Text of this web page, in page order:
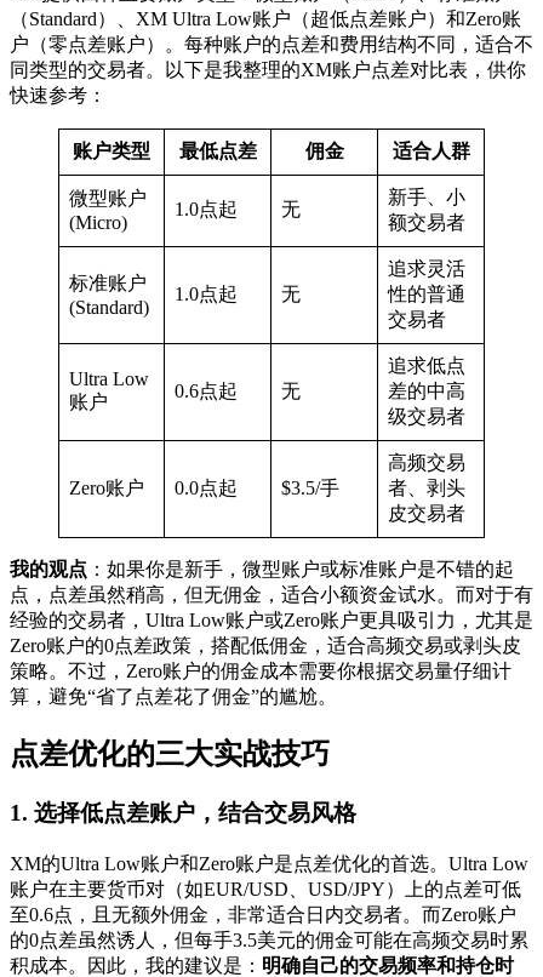
（Standard）、XM Ultra Low账户（超低点差账户）和Zero账
户（零点差账户）。每种账户的点差和费用结构不同，适合不
同类型的交易者。以下是我整理的XM账户点差对比表，供你
快速参考：
账户类型 最低点差 佣金 适合人群
微型账户
(Micro)
1.0点起 无
新手、小
额交易者
标准账户
(Standard)
1.0点起 无
追求灵活
性的普通
交易者
Ultra Low
账户
0.6点起 无
追求低点
差的中高
级交易者
Zero账户 0.0点起 $3.5/手
高频交易
者、剥头
皮交易者
我的观点 ：如果你是新手，微型账户或标准账户是不错的起
点，点差虽然稍高，但无佣金，适合小额资金试水。而对于有
经验的交易者，Ultra Low账户或Zero账户更具吸引力，尤其是
Zero账户的0点差政策，搭配低佣金，适合高频交易或剥头皮
策略。不过，Zero账户的佣金成本需要你根据交易量仔细计
算，避免“省了点差花了佣金”的尴尬。
点差优化的三大实战技巧
1. 选择低点差账户，结合交易风格
XM的Ultra Low账户和Zero账户是点差优化的首选。Ultra Low
账户在主要货币对（如EUR/USD、USD/JPY）上的点差可低
至0.6点，且无额外佣金，非常适合日内交易者。而Zero账户
的0点差虽然诱人，但每手3.5美元的佣金可能在高频交易时累
积成本。因此，我的建议是： 明确自己的交易频率和持仓时